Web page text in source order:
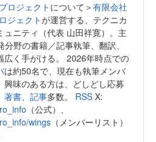
ロジェクト について＞有限会社
ジェクトが運営する、テクニカ
ュニティ（代表 山田祥寛）。主
分野の書籍／記事執筆、翻訳、
広く手がける。 2026年時点での
は約50名で、現在も執筆メンバ
興味のある方は、どしどし応募
著書、 記事多数。 RSS X:
（公式）、
wings （メンバーリスト）